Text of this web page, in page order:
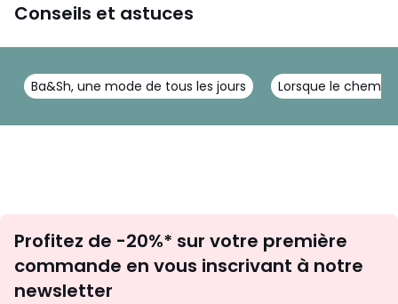
Conseils et astuces
Ba&Sh, une mode de tous les jours Lorsque le
newsletter
Profitez de -20%* sur votre première
commande en vous inscrivant à notre
newsletter